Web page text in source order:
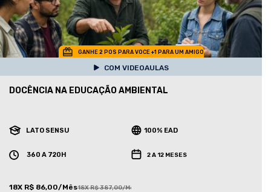
GANHE 2 POS PARA VOCE +1 PARA UM AMIGO
COM VIDEOAULAS
DOCÊNCIA NA EDUCAÇÃO AMBIENTAL
LATO SENSU 100% EAD
360 A 720H 2 A 12 MESES
18X R$ 86,00/Mês18X R$ 387,00/Mês